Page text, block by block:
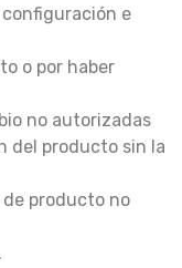
e
o por haber
no autorizadas
del producto sin la
de producto no